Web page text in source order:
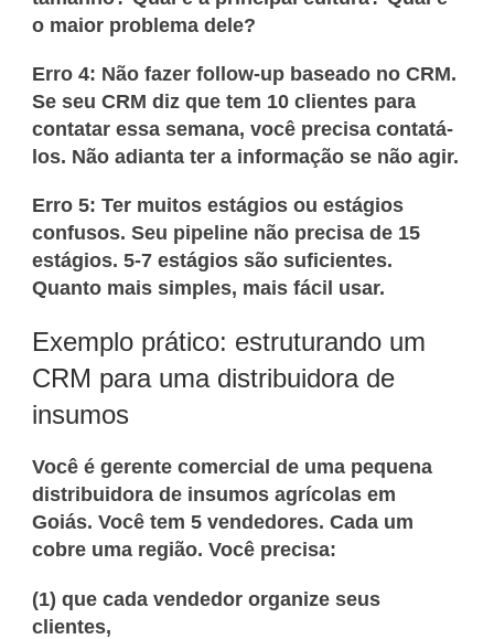
o maior problema dele?
Erro 4: Não fazer follow-up baseado no CRM.
Se seu CRM diz que tem 10 clientes para
contatar essa semana, você precisa contatá-
los. Não adianta ter a informação se não agir.
Erro 5: Ter muitos estágios ou estágios
confusos. Seu pipeline não precisa de 15
estágios. 5-7 estágios são suficientes.
Quanto mais simples, mais fácil usar.
Exemplo prático: estruturando um
CRM para uma distribuidora de
insumos
Você é gerente comercial de uma pequena
distribuidora de insumos agrícolas em
Goiás. Você tem 5 vendedores. Cada um
cobre uma região. Você precisa:
(1) que cada vendedor organize seus
clientes,